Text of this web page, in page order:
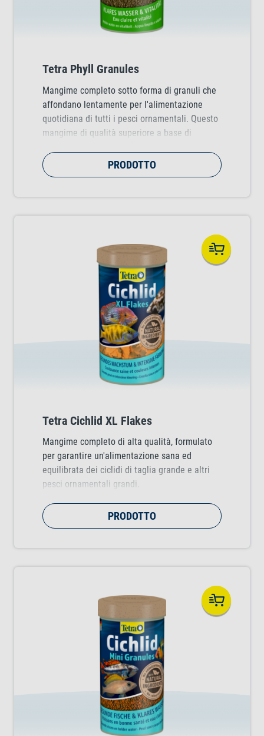
Tetra Phyll Granules
Mangime completo sotto forma di granuli che
affondano lentamente per l'alimentazione
quotidiana di tutti i pesci ornamentali. Questo
mangime di qualità superiore a base di
vitalità e la resistenza dei pesci.
PRODOTTO
Tetra Cichlid XL Flakes
Mangime completo di alta qualità, formulato
per garantire un'alimentazione sana ed
equilibrata dei ciclidi di taglia grande e altri
pesci ornamentali grandi.
PRODOTTO